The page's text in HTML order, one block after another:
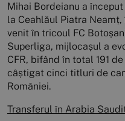
Mihai Bordeianu a
la Ceahlăul Piatra
venit în tricoul FC
Superliga, mijlocașul a
CFR, bifând în total 191
câștigat cinci titluri de
României.
Transferul în Arabia